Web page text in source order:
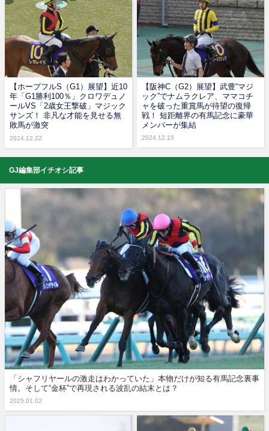
【ホープフルS（G1）展望】近10
年「G1勝利100％」クロワデュノ
ールVS「2歳女王撃破」マジック
サンズ！ 非凡な才能を見せる無
敗馬が激突
2024.12.22
【阪神C（G2）展望】武豊“マジ
ック”でナムラクレア、ママコチ
ャを破った重賞馬が待望の復帰
戦！ 短距離界の有馬記念に豪華
メンバーが集結
2024.12.15
GJ編集部イチオシ記事
「シャフリヤールの激走はわかっていた」本物だけが知る有馬記念裏事
情。そして“金杯”で再現される波乱の結末とは？
2025.01.02